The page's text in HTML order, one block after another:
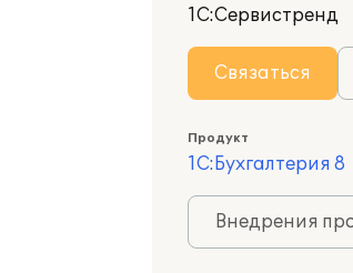
1С:Сервистренд
Связаться
Продукт
1С:Бухгалтерия 8
Внедрения